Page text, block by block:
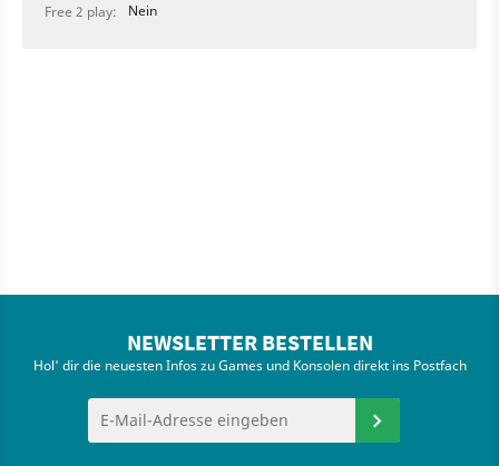
Free 2 play:
Nein
NEWSLETTER BESTELLEN
Hol' dir die neuesten Infos zu Games und Konsolen direkt ins Postfach